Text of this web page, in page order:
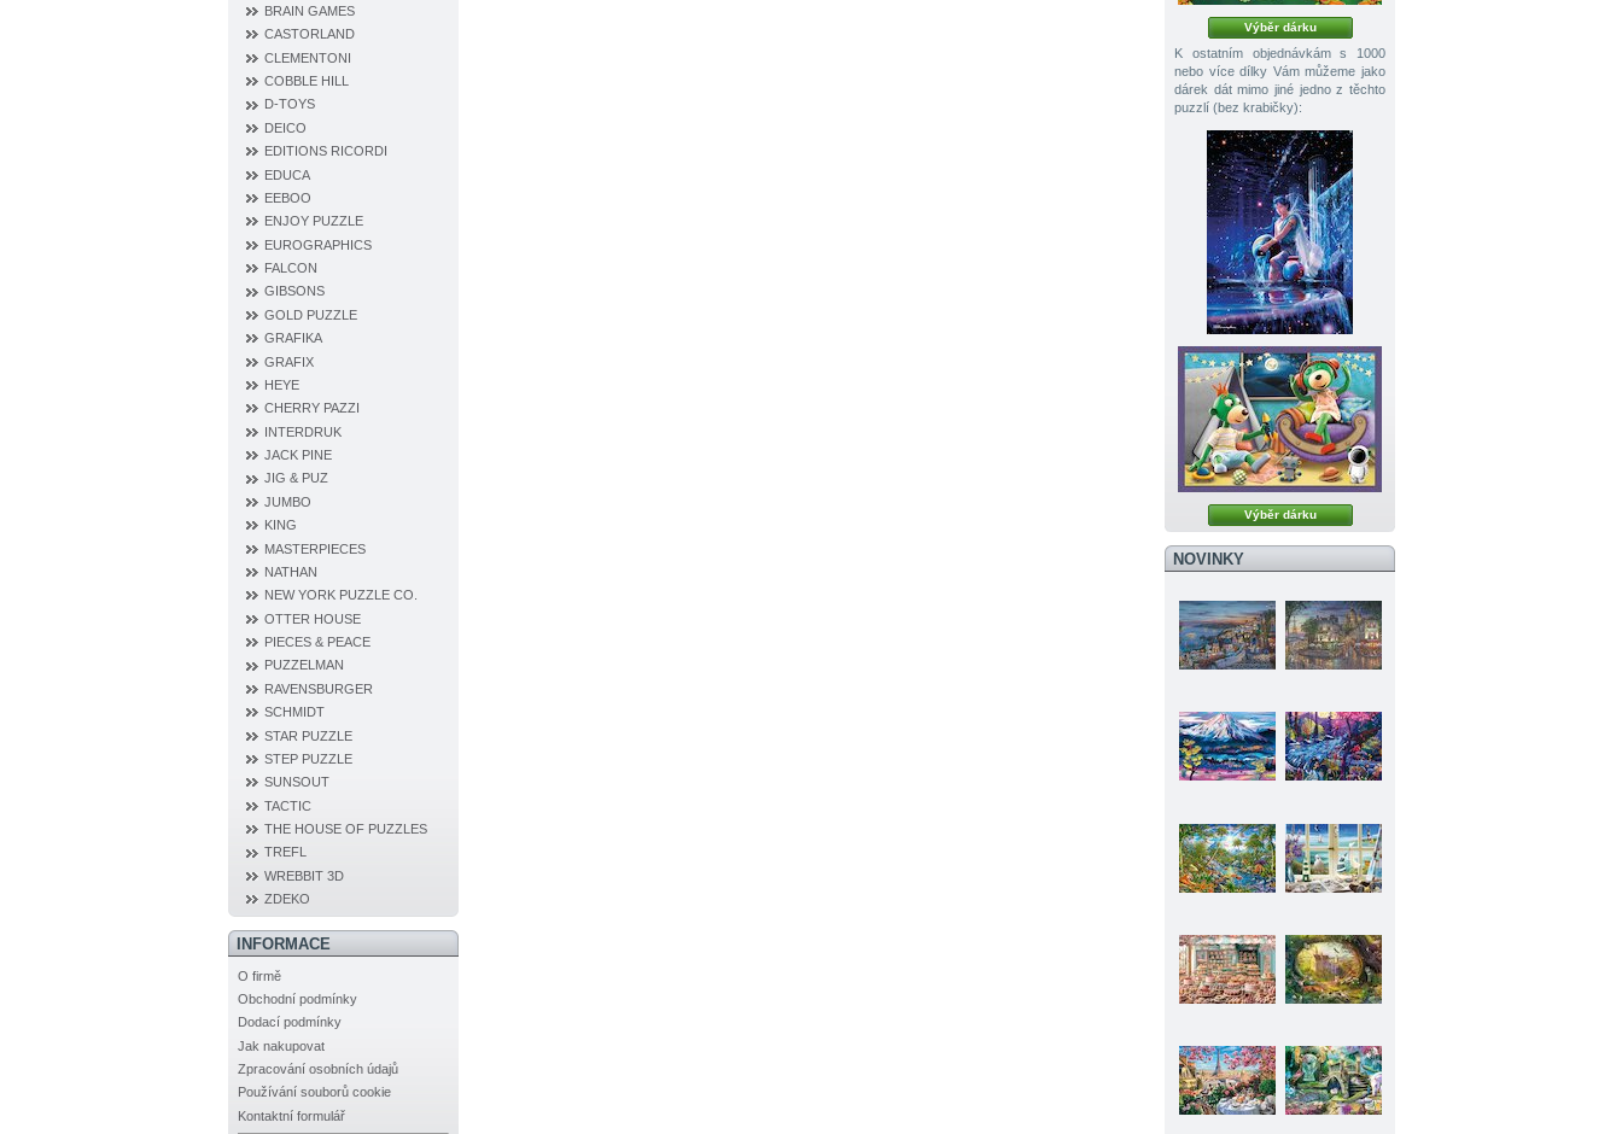
BRAIN GAMES
CASTORLAND
CLEMENTONI
COBBLE HILL
D‐TOYS
DEICO
EDITIONS RICORDI
EDUCA
EEBOO
ENJOY PUZZLE
EUROGRAPHICS
FALCON
GIBSONS
GOLD PUZZLE
GRAFIKA
GRAFIX
HEYE
CHERRY PAZZI
INTERDRUK
JACK PINE
JIG & PUZ
JUMBO
KING
MASTERPIECES
NATHAN
NEW YORK PUZZLE CO.
OTTER HOUSE
PIECES & PEACE
PUZZELMAN
RAVENSBURGER
SCHMIDT
STAR PUZZLE
STEP PUZZLE
SUNSOUT
TACTIC
THE HOUSE OF PUZZLES
TREFL
WREBBIT 3D
ZDEKO
INFORMACE
O firmě
Obchodní podmínky
Dodací podmínky
Jak nakupovat
Zpracování osobních údajů
Používání souborů cookie
Kontaktní formulář
Výběr dárku
K ostatním objednávkám s 1000
nebo více dílky Vám můžeme jako
dárek dát mimo jiné jedno z těchto
puzzlí (bez krabičky):
Výběr dárku
NOVINKY